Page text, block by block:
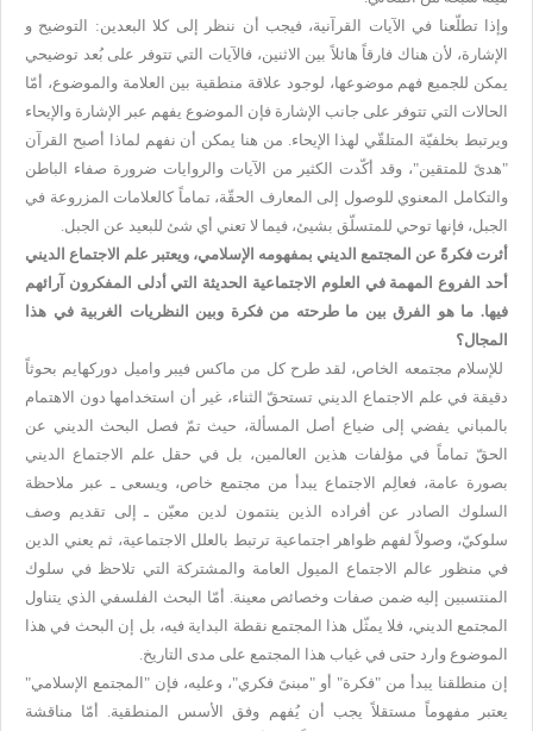
وإذا تطلّعنا في الآيات القرآنية، فيجب أن ننظر إلى كلا البعدين: التوضيح و
الإشارة، لأن هناك فارقاً هائلاً بين الاثنين، فالآيات التي تتوفر على بُعد توضيحي
يمكن للجميع فهم موضوعها، لوجود علاقة منطقية بين العلامة والموضوع، أمّا
الحالات التي تتوفر على جانب الإشارة فإن الموضوع يفهم عبر الإشارة والإيحاء
ويرتبط بخلفيّة المتلقّي لهذا الإيحاء. من هنا يمكن أن نفهم لماذا أصبح القرآن
"هدىً للمتقين"، وقد أكّدت الكثير من الآيات والروايات ضرورة صفاء الباطن
والتكامل المعنوي للوصول إلى المعارف الحقّة، تماماً كالعلامات المزروعة في
الجبل، فإنها توحي للمتسلّق بشيئ، فيما لا تعني أي شئ للبعيد عن الجبل.
أثرت فكرةً عن المجتمع الديني بمفهومه الإسلامي، ويعتبر علم الاجتماع الديني
أحد الفروع المهمة في العلوم الاجتماعية الحديثة التي أدلى المفكرون آرائهم
فيها. ما هو الفرق بين ما طرحته من فكرة وبين النظريات الغربية في هذا
المجال؟
للإسلام مجتمعه الخاص، لقد طرح كل من ماكس فيبر واميل دوركهايم بحوثاً
دقيقة في علم الاجتماع الديني تستحقّ الثناء، غير أن استخدامها دون الاهتمام
بالمباني يفضي إلى ضياع أصل المسألة، حيث تمّ فصل البحث الديني عن
الحقّ تماماً في مؤلفات هذين العالمين، بل في حقل علم الاجتماع الديني
بصورة عامة، فعالِم الاجتماع يبدأ من مجتمع خاص، ويسعى ـ عبر ملاحظة
السلوك الصادر عن أفراده الذين ينتمون لدين معيّن ـ إلى تقديم وصف
سلوكيّ، وصولاً لفهم ظواهر اجتماعية ترتبط بالعلل الاجتماعية، ثم يعني الدين
في منظور عالم الاجتماع الميول العامة والمشتركة التي تلاحظ في سلوك
المنتسبين إليه ضمن صفات وخصائص معينة. أمّا البحث الفلسفي الذي يتناول
المجتمع الديني، فلا يمثّل هذا المجتمع نقطة البداية فيه، بل إن البحث في هذا
الموضوع وارد حتى في غياب هذا المجتمع على مدى التاريخ.
إن منطلقنا يبدأ من "فكرة" أو "مبنىً فكري"، وعليه، فإن "المجتمع الإسلامي"
يعتبر مفهوماً مستقلاً يجب أن يُفهم وفق الأسس المنطقية. أمّا مناقشة